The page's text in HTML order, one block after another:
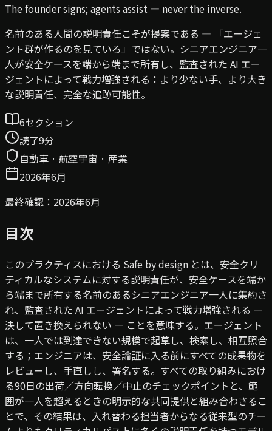
The founder signs; agents assist — never the inverse.
名前のある人間の説明責任こそが提案である — 「エージェ
ント群が作るのを見ていろ」ではない。シニアエンジニア一
人が安全ケースを端から端まで所有し、監査された AI エー
ジェントによって戦力増強される：より少ない手、より大き
な説明責任、完全な追跡可能性。
6セクション
読了9分
自動車 · 航空宇宙 · 産業
2026年6月
最終確認：2026年6月
目次
このプラクティスにおける Safe by design とは、安全クリ
ティカルなシステムに対する説明責任が、安全ケースを端か
ら端まで所有する名前のあるシニアエンジニア一人に集約さ
れ、監査された AI エージェントによって戦力増強される —
決して置き換えられない — ことを意味する。エージェント
は、一人では到達できない規模で起草し、検索し、相互照合
する；エンジニアは、安全論証に入る前にすべての成果物を
レビューし、手直しし、署名する。すべての取り組みにおけ
る90日の出荷／方向転換／中止のチェックポイントと、範
囲が一人を超えるときの明示的な共同提供と組み合わさるこ
とで、その結果は、入れ替わる担当者からなる従来型のチー